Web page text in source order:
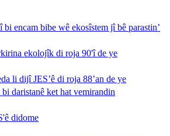
bi encam bibe wê ekosîstem jî bê parastin’
ekolojîk di roja 90'î de ye
li dijî JES’ê di roja 88’an de ye
daristanê ket hat vemirandin
didome